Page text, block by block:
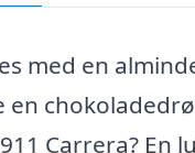
med en
en
Carrera? En